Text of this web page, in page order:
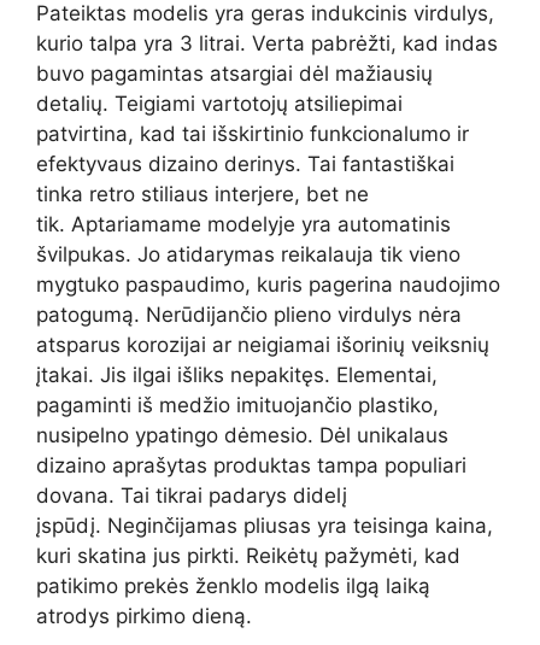
Pateiktas modelis yra geras indukcinis virdulys,
kurio talpa yra 3 litrai. Verta pabrėžti, kad indas
buvo pagamintas atsargiai dėl mažiausių
detalių. Teigiami vartotojų atsiliepimai
patvirtina, kad tai išskirtinio funkcionalumo ir
efektyvaus dizaino derinys. Tai fantastiškai
tinka retro stiliaus interjere, bet ne
tik. Aptariamame modelyje yra automatinis
švilpukas. Jo atidarymas reikalauja tik vieno
mygtuko paspaudimo, kuris pagerina naudojimo
patogumą. Nerūdijančio plieno virdulys nėra
atsparus korozijai ar neigiamai išorinių veiksnių
įtakai. Jis ilgai išliks nepakitęs. Elementai,
pagaminti iš medžio imituojančio plastiko,
nusipelno ypatingo dėmesio. Dėl unikalaus
dizaino aprašytas produktas tampa populiari
dovana. Tai tikrai padarys didelį
įspūdį. Neginčijamas pliusas yra teisinga kaina,
kuri skatina jus pirkti. Reikėtų pažymėti, kad
patikimo prekės ženklo modelis ilgą laiką
atrodys pirkimo dieną.